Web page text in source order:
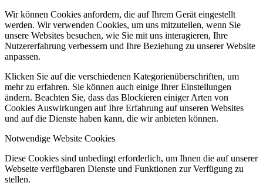
Wir können Cookies anfordern, die auf Ihrem Gerät eingestellt
werden. Wir verwenden Cookies, um uns mitzuteilen, wenn Sie
unsere Websites besuchen, wie Sie mit uns interagieren, Ihre
Nutzererfahrung verbessern und Ihre Beziehung zu unserer Website
anpassen.
Klicken Sie auf die verschiedenen Kategorienüberschriften, um
mehr zu erfahren. Sie können auch einige Ihrer Einstellungen
ändern. Beachten Sie, dass das Blockieren einiger Arten von
Cookies Auswirkungen auf Ihre Erfahrung auf unseren Websites
und auf die Dienste haben kann, die wir anbieten können.
Notwendige Website Cookies
Diese Cookies sind unbedingt erforderlich, um Ihnen die auf unserer
Webseite verfügbaren Dienste und Funktionen zur Verfügung zu
stellen.